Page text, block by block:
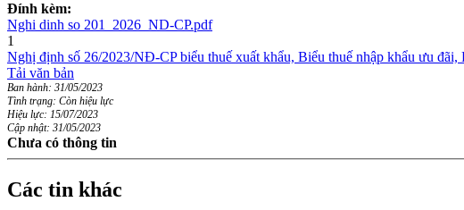
Đính kèm:
Nghi dinh so 201_2026_ND-CP.pdf
1
Nghị định số 26/2023/NĐ-CP biểu thuế xuất khẩu, Biểu thuế nhập khẩu ưu
Tải văn bản
Ban hành: 31/05/2023
Tình trạng: Còn hiệu lực
Hiệu lực: 15/07/2023
Cập nhật: 31/05/2023
Chưa có thông tin
Các tin khác